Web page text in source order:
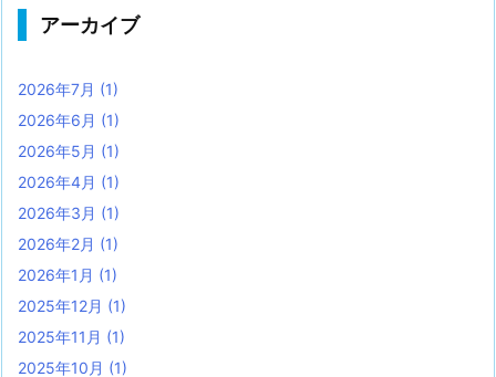
アーカイブ
2026年7月 (1)
2026年6月 (1)
2026年5月 (1)
2026年4月 (1)
2026年3月 (1)
2026年2月 (1)
2026年1月 (1)
2025年12月 (1)
2025年11月 (1)
2025年10月 (1)